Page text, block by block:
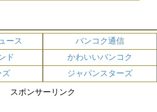
ース
バンコク通信
ド
かわいいバンコク
ズ
ジャパンスターズ
スポンサーリンク